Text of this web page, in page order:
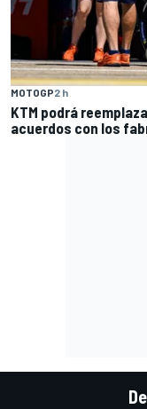
MOTOGP2 h
KTM podrá
acuerdos con los